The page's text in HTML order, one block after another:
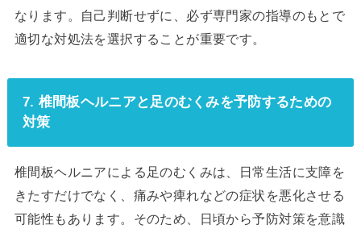
なります。自己判断せずに、必ず専門家の指導のもとで
適切な対処法を選択することが重要です。
7. 椎間板ヘルニアと足のむくみを予防するための
対策
椎間板ヘルニアによる足のむくみは、日常生活に支障を
きたすだけでなく、痛みや痺れなどの症状を悪化させる
可能性もあります。そのため、日頃から予防対策を意識